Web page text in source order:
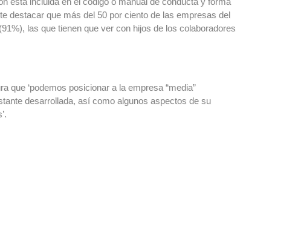
destacar que más del 50 por ciento de las empresas del
las que tienen que ver con hijos de los colaboradores
que ‘podemos posicionar a la empresa “media”
desarrollada, así como algunos aspectos de su